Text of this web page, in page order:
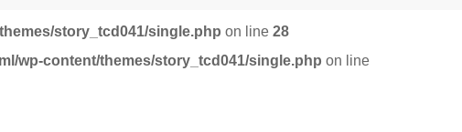
story_tcd041/single.php on line 28
wp-content/themes/story_tcd041/single.php on line